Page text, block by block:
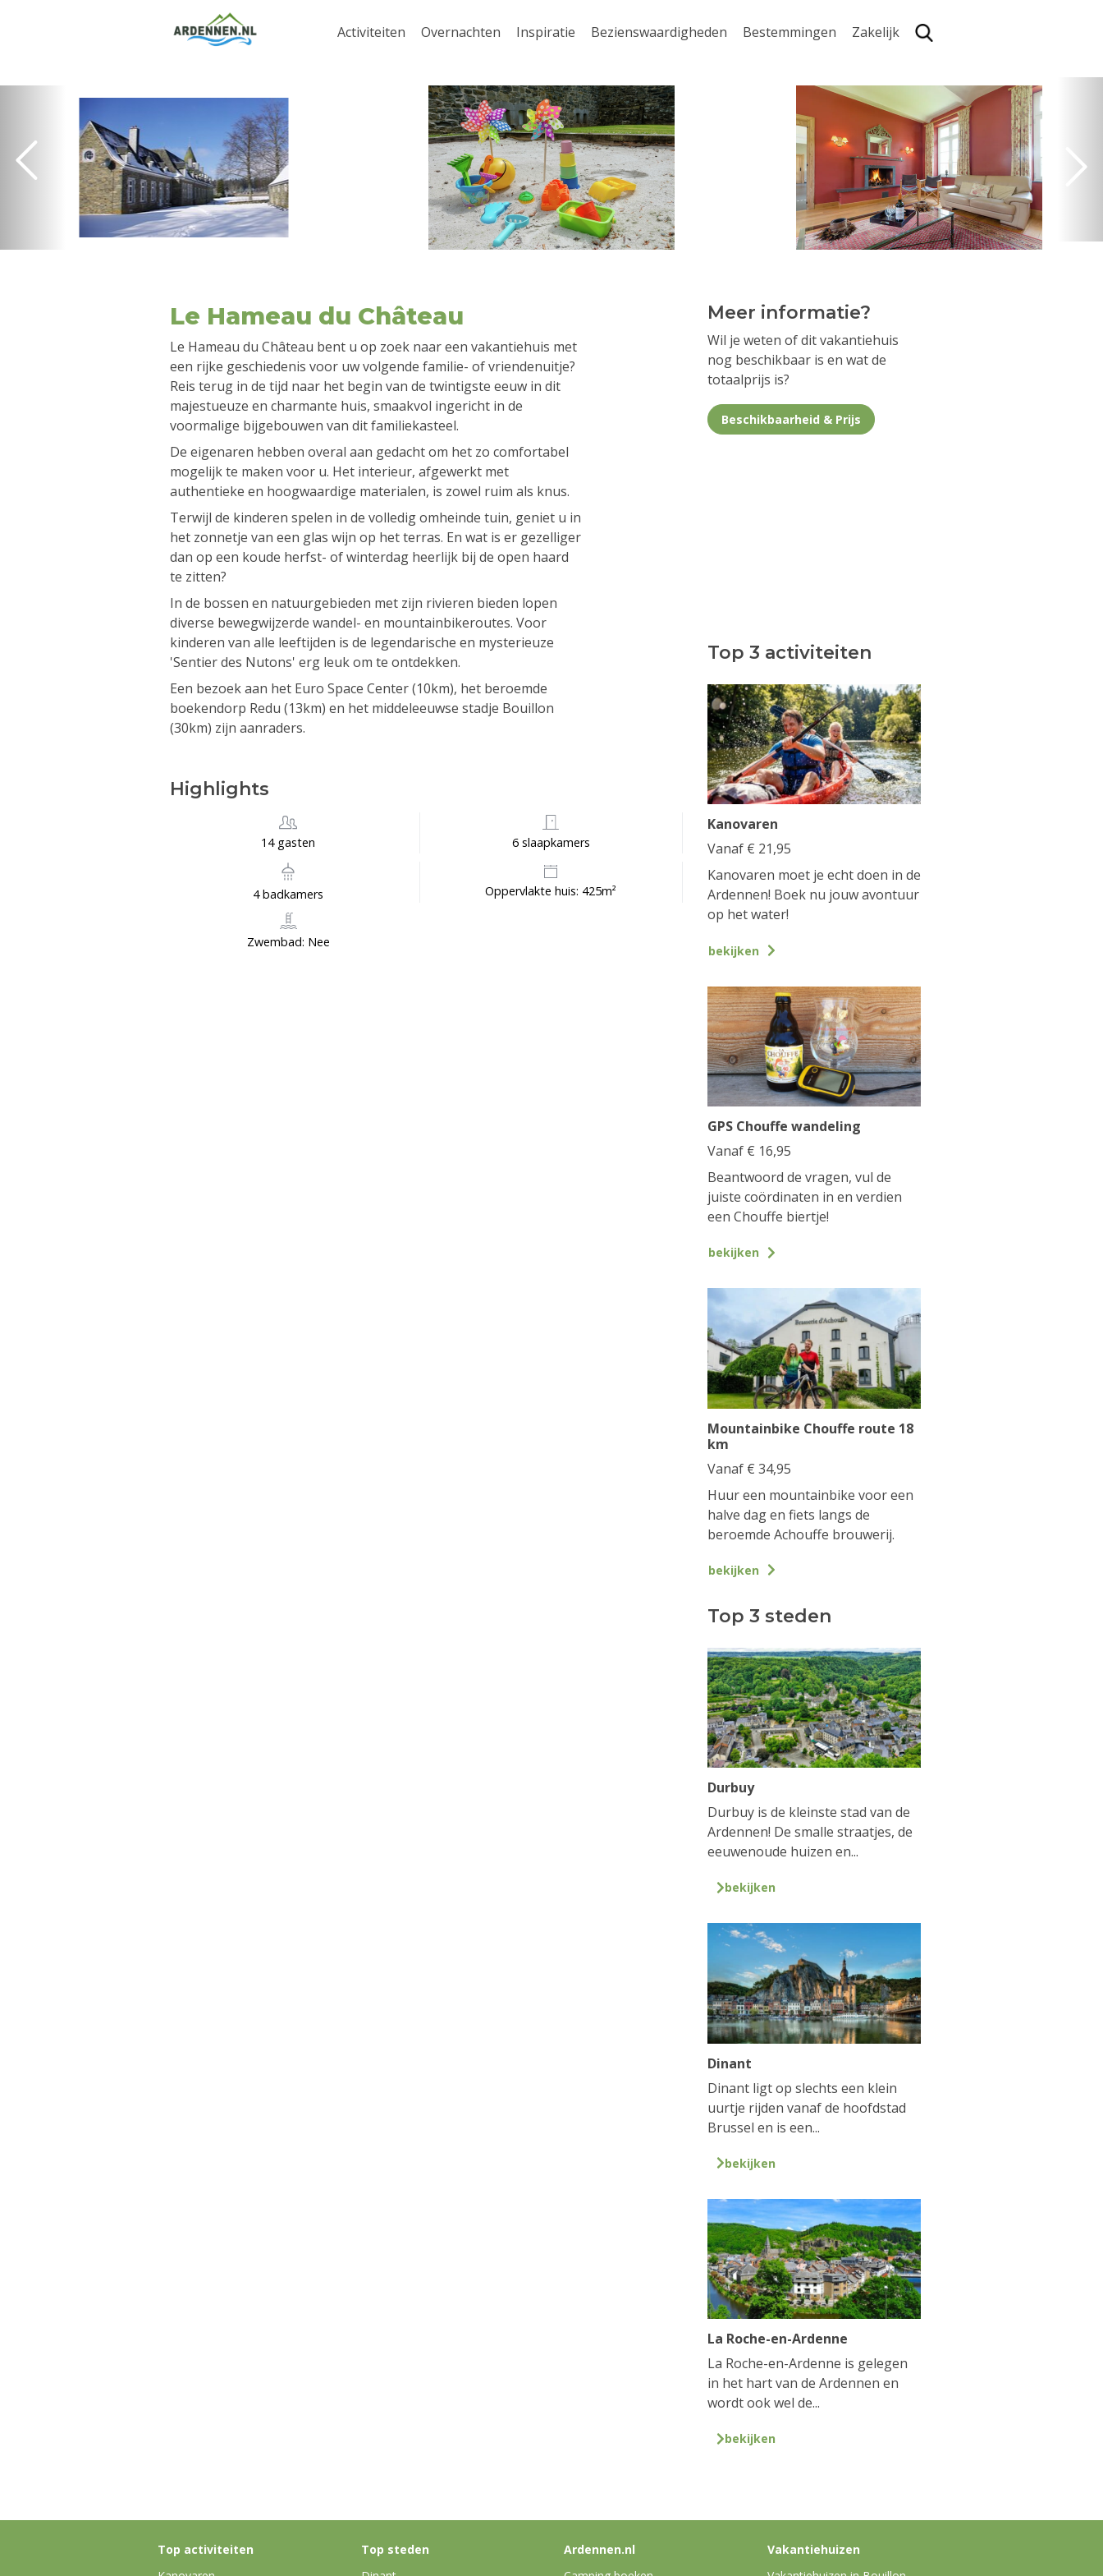
Activiteiten Overnachten Inspiratie Bezienswaardigheden Bestemmingen Zakelijk
Le Hameau du Château
Le Hameau du Château bent u op zoek naar een vakantiehuis met
een rijke geschiedenis voor uw volgende familie- of vriendenuitje?
Reis terug in de tijd naar het begin van de twintigste eeuw in dit
majestueuze en charmante huis, smaakvol ingericht in de
voormalige bijgebouwen van dit familiekasteel.
De eigenaren hebben overal aan gedacht om het zo comfortabel
mogelijk te maken voor u. Het interieur, afgewerkt met
authentieke en hoogwaardige materialen, is zowel ruim als knus.
Terwijl de kinderen spelen in de volledig omheinde tuin, geniet u in
het zonnetje van een glas wijn op het terras. En wat is er gezelliger
dan op een koude herfst- of winterdag heerlijk bij de open haard
te zitten?
In de bossen en natuurgebieden met zijn rivieren bieden lopen
diverse bewegwijzerde wandel- en mountainbikeroutes. Voor
kinderen van alle leeftijden is de legendarische en mysterieuze
'Sentier des Nutons' erg leuk om te ontdekken.
Een bezoek aan het Euro Space Center (10km), het beroemde
boekendorp Redu (13km) en het middeleeuwse stadje Bouillon
(30km) zijn aanraders.
Highlights
14 gasten 6 slaapkamers
4 badkamers Oppervlakte huis: 425m²
Zwembad: Nee
Meer informatie?
Wil je weten of dit vakantiehuis
nog beschikbaar is en wat de
totaalprijs is?
Beschikbaarheid & Prijs
Top 3 activiteiten
Kanovaren
Vanaf € 21,95
Kanovaren moet je echt doen in de
Ardennen! Boek nu jouw avontuur
op het water!
bekijken
GPS Chouffe wandeling
Vanaf € 16,95
Beantwoord de vragen, vul de
juiste coördinaten in en verdien
een Chouffe biertje!
bekijken
Mountainbike Chouffe route 18
km
Vanaf € 34,95
Huur een mountainbike voor een
halve dag en fiets langs de
beroemde Achouffe brouwerij.
bekijken
Top 3 steden
Durbuy
Durbuy is de kleinste stad van de
Ardennen! De smalle straatjes, de
eeuwenoude huizen en...
bekijken
Dinant
Dinant ligt op slechts een klein
uurtje rijden vanaf de hoofdstad
Brussel en is een...
bekijken
La Roche-en-Ardenne
La Roche-en-Ardenne is gelegen
in het hart van de Ardennen en
wordt ook wel de...
bekijken
Top activiteiten
Top steden
Ardennen.nl
Vakantiehuizen